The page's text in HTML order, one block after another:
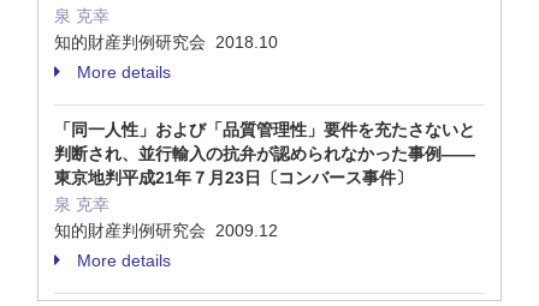
泉 克幸
知的財産判例研究会 2018.10
More details
「同一人性」および「品質管理性」要件を充たさないと
判断され、並行輸入の抗弁が認められなかった事例――
東京地判平成21年７月23日〔コンバース事件〕
泉 克幸
知的財産判例研究会 2009.12
More details